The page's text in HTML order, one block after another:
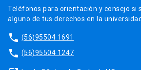
Teléfonos para orientación y consejo si
alguno de tus derechos en la
phone (56)95504 1691
phone (56)95504 1247